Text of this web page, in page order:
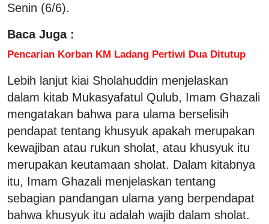
Senin (6/6).
Baca Juga :
Pencarian Korban KM Ladang Pertiwi Dua Ditutup
Lebih lanjut kiai Sholahuddin menjelaskan
dalam kitab Mukasyafatul Qulub, Imam Ghazali
mengatakan bahwa para ulama berselisih
pendapat tentang khusyuk apakah merupakan
kewajiban atau rukun sholat, atau khusyuk itu
merupakan keutamaan sholat. Dalam kitabnya
itu, Imam Ghazali menjelaskan tentang
sebagian pandangan ulama yang berpendapat
bahwa khusyuk itu adalah wajib dalam sholat.